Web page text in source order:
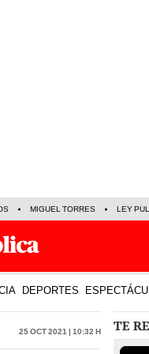
MIGUEL TORRES LEY
DEPORTES
25 Oct 2021 | 10:32 h TE